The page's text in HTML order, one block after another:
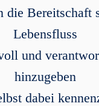
die Bereitschaft
Lebensfluss
und
hinzugeben
dabei